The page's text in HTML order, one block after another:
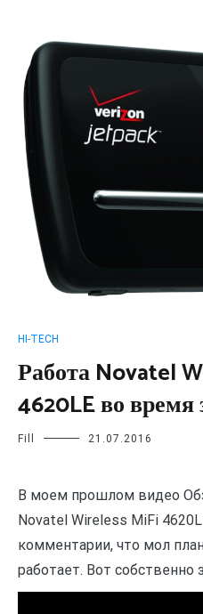
HI-TECH
Работа Novatel
4620LE во время
Fill 21.07.2016
В моем прошлом видео
Novatel Wireless MiFi
комментарии, что мол
работает. Вот собственно